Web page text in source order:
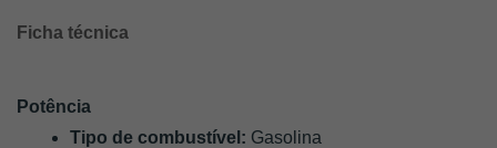
Ficha técnica
Potência
Tipo de combustível: Gasolina